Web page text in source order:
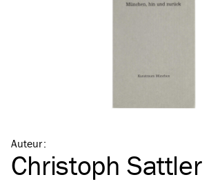
Auteur:
Christoph Sattler